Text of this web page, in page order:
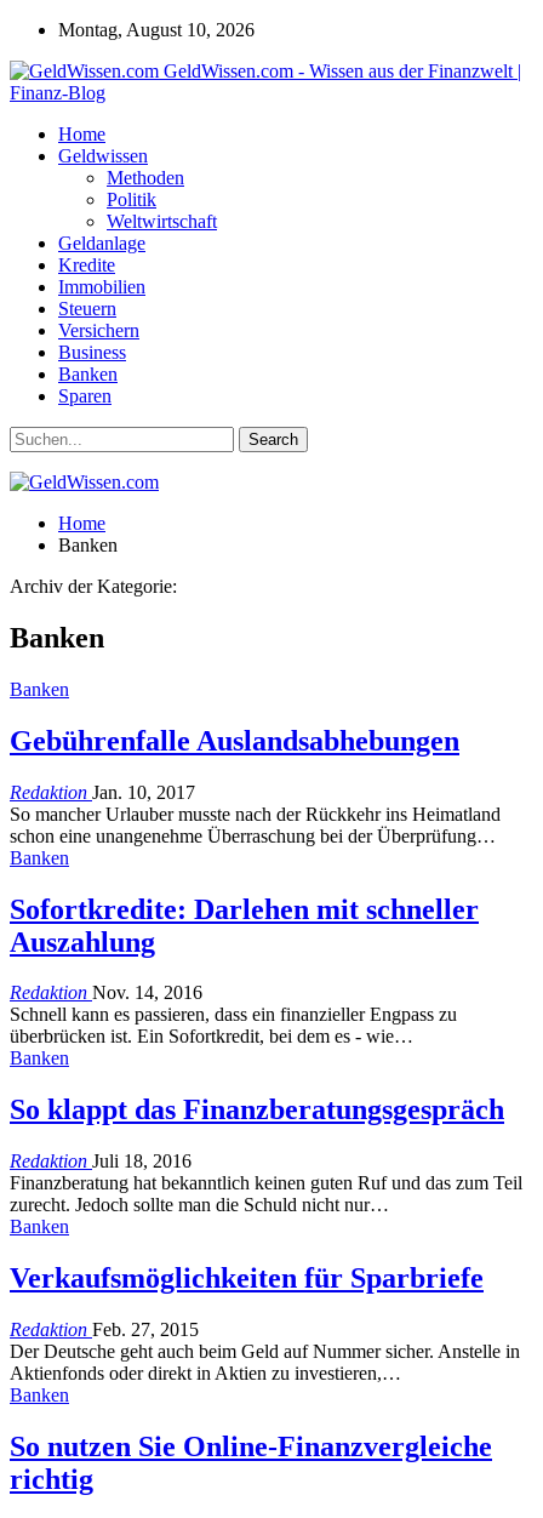
Montag, August 10, 2026
GeldWissen.com - Wissen aus der Finanzwelt |
Finanz-Blog
Home
Geldwissen
Methoden
Politik
Weltwirtschaft
Geldanlage
Kredite
Immobilien
Steuern
Versichern
Business
Banken
Sparen
Home
Banken
Archiv der Kategorie:
Banken
Banken
Gebührenfalle Auslandsabhebungen
Redaktion Jan. 10, 2017
So mancher Urlauber musste nach der Rückkehr ins Heimatland
schon eine unangenehme Überraschung bei der Überprüfung…
Banken
Sofortkredite: Darlehen mit schneller
Auszahlung
Redaktion Nov. 14, 2016
Schnell kann es passieren, dass ein finanzieller Engpass zu
überbrücken ist. Ein Sofortkredit, bei dem es - wie…
Banken
So klappt das Finanzberatungsgespräch
Redaktion Juli 18, 2016
Finanzberatung hat bekanntlich keinen guten Ruf und das zum Teil
zurecht. Jedoch sollte man die Schuld nicht nur…
Banken
Verkaufsmöglichkeiten für Sparbriefe
Redaktion Feb. 27, 2015
Der Deutsche geht auch beim Geld auf Nummer sicher. Anstelle in
Aktienfonds oder direkt in Aktien zu investieren,…
Banken
So nutzen Sie Online-Finanzvergleiche
richtig